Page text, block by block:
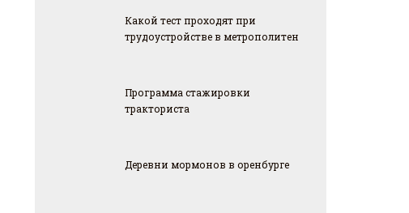
Какой тест проходят при
трудоустройстве в метрополитен
Программа стажировки
тракториста
Деревни мормонов в оренбурге